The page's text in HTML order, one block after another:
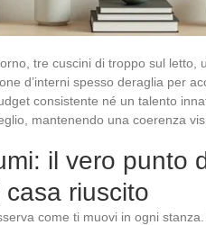
tre cuscini di troppo sul letto,
d’interni spesso deraglia per
consistente né un talento
mantenendo una coerenza
il vero punto
riuscito
come ti muovi in ogni